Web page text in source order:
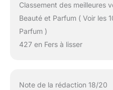
Classement des meilleures
Beauté et Parfum ( Voir les
Parfum )
427 en Fers à lisser
Note de la rédaction 18/20